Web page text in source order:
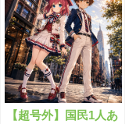
【超号外】国民1人あ